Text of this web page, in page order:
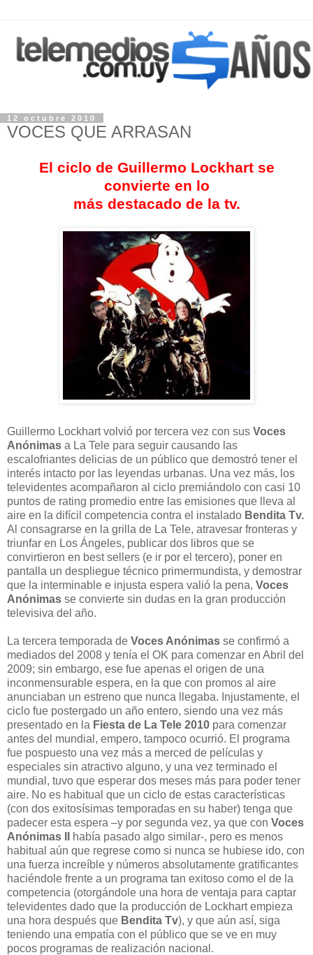
12 octubre 2010
VOCES QUE ARRASAN
El ciclo de Guillermo Lockhart se
convierte en lo
más destacado de la tv.
Guillermo Lockhart volvió por tercera vez con sus Voces
Anónimas a La Tele para seguir causando las
escalofriantes delicias de un público que demostró tener el
interés intacto por las leyendas urbanas. Una vez más, los
televidentes acompañaron al ciclo premiándolo con casi 10
puntos de rating promedio entre las emisiones que lleva al
aire en la difícil competencia contra el instalado Bendita Tv.
Al consagrarse en la grilla de La Tele, atravesar fronteras y
triunfar en Los Ángeles, publicar dos libros que se
convirtieron en best sellers (e ir por el tercero), poner en
pantalla un despliegue técnico primermundista, y demostrar
que la interminable e injusta espera valió la pena, Voces
Anónimas se convierte sin dudas en la gran producción
televisiva del año.
La tercera temporada de Voces Anónimas se confirmó a
mediados del 2008 y tenía el OK para comenzar en Abril del
2009; sin embargo, ese fue apenas el origen de una
inconmensurable espera, en la que con promos al aire
anunciaban un estreno que nunca llegaba. Injustamente, el
ciclo fue postergado un año entero, siendo una vez más
presentado en la Fiesta de La Tele 2010 para comenzar
antes del mundial, empero, tampoco ocurrió. El programa
fue pospuesto una vez más a merced de películas y
especiales sin atractivo alguno, y una vez terminado el
mundial, tuvo que esperar dos meses más para poder tener
aire. No es habitual que un ciclo de estas características
(con dos exitosísimas temporadas en su haber) tenga que
padecer esta espera –y por segunda vez, ya que con Voces
Anónimas II
había pasado algo similar-, pero es menos
habitual aún que regrese como si nunca se hubiese ido, con
una fuerza increíble y números absolutamente gratificantes
haciéndole frente a un programa tan exitoso como el de la
competencia (otorgándole una hora de ventaja para captar
televidentes dado que la producción de Lockhart empieza
una hora después que Bendita Tv), y que aún así, siga
teniendo una empatía con el público que se ve en muy
pocos programas de realización nacional.